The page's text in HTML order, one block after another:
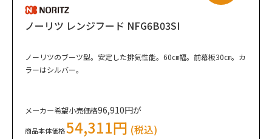
ノーリツ レンジフード NFG6B03SI
ノーリツのブーツ型。安定した排気性能。60㎝幅。前幕板30㎝。カ
ラーはシルバー。
メーカー希望小売価格96,910円が
商品本体価格54,311円 (税込)